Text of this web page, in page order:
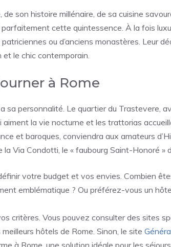
son histoire millénaire, de sa cuisine
cette quintessence. À la fois
ou d’anciens monastères. Leur
le chic contemporain.
à Rome
sa personnalité. Le quartier du Trastevere,
la vie nocturne et les trattorias
et baroques, conviendra aux amateurs
Via Condotti, le « faubourg Saint-Honoré »
votre budget et vos envies. Combien
emblématique ? Ou préférez-vous un
critères. Vous pouvez consulter des sites
hôtels de Rome. Sinon, le site
à Rome, une solution idéale pour les